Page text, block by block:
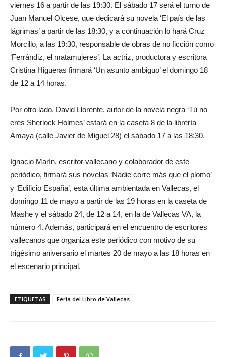
viernes 16 a partir de las 19:30. El sábado 17 será el turno de
Juan Manuel Olcese, que dedicará su novela ‘El país de las
lágrimas’ a partir de las 18:30, y a continuación lo hará Cruz
Morcillo, a las 19:30, responsable de obras de no ficción como
‘Ferrándiz, el matamujeres’. La actriz, productora y escritora
Cristina Higueras firmará ‘Un asunto ambiguo’ el domingo 18
de 12 a 14 horas.
Por otro lado, David Llorente, autor de la novela negra ‘Tú no
eres Sherlock Holmes’ estará en la caseta 8 de la librería
Amaya (calle Javier de Miguel 28) el sábado 17 a las 18:30.
Ignacio Marín, escritor vallecano y colaborador de este
periódico, firmará sus novelas ‘Nadie corre más que el plomo’
y ‘Edificio España’, esta última ambientada en Vallecas, el
domingo 11 de mayo a partir de las 19 horas en la caseta de
Mashe y el sábado 24, de 12 a 14, en la de Vallecas VA, la
número 4. Además, participará en el encuentro de escritores
vallecanos que organiza este periódico con motivo de su
trigésimo aniversario el martes 20 de mayo a las 18 horas en
el escenario principal.
ETIQUETAS Feria del Libro de Vallecas